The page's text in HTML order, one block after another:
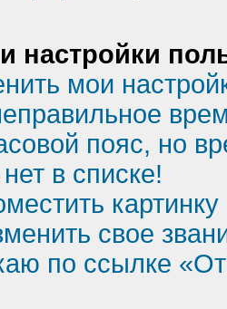
настройки
мои
пояс, но
в списке!
свое
по ссылке